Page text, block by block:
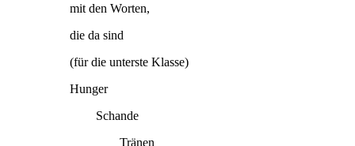
mit den Worten,
die da sind
(für die unterste Klasse)
Hunger
Schande
Tränen